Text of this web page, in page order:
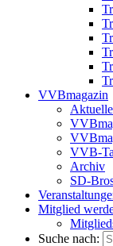
VVBmagazin
VVB-
Archiv
SD-
Mitglied
Suche nach: